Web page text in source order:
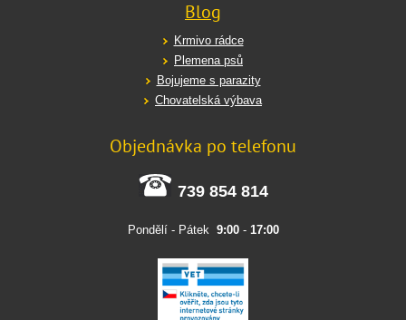
Blog
Krmivo rádce
Plemena psů
Bojujeme s parazity
Chovatelská výbava
Objednávka po telefonu
739 854 814
Pondělí - Pátek 9:00- 17:00